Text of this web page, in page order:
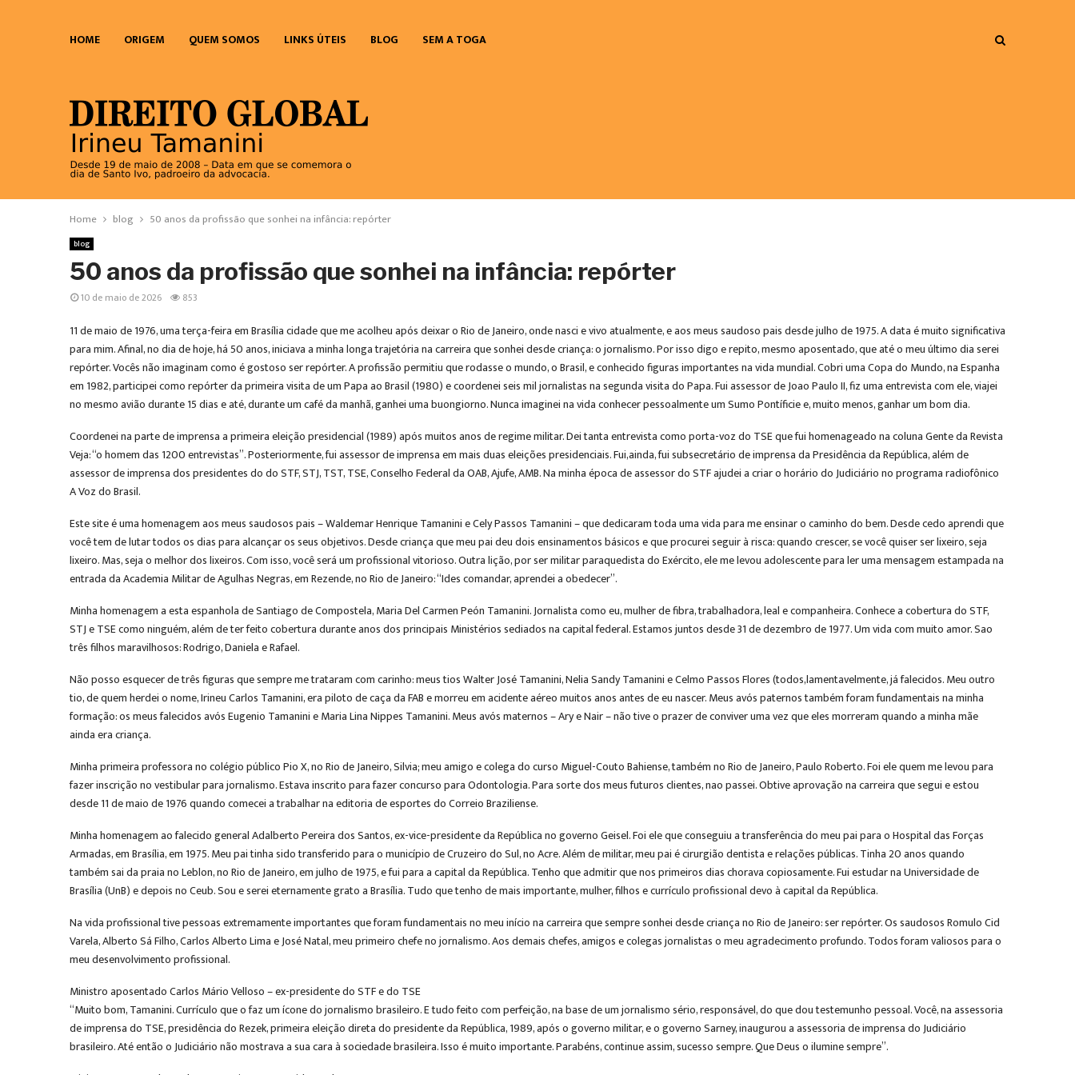
HOME ORIGEM QUEM SOMOS LINKS ÚTEIS BLOG SEM A TOGA
Home blog 50 anos da profissão que sonhei na infância: repórter
blog
50 anos da profissão que sonhei na infância: repórter
10 de maio de 2026 853
11 de maio de 1976, uma terça-feira em Brasília cidade que me acolheu após deixar o Rio de Janeiro, onde nasci e vivo atualmente, e aos meus saudoso pais desde julho de 1975. A data é muito significativa
para mim. Afinal, no dia de hoje, há 50 anos, iniciava a minha longa trajetória na carreira que sonhei desde criança: o jornalismo. Por isso digo e repito, mesmo aposentado, que até o meu último dia serei
repórter. Vocês não imaginam como é gostoso ser repórter. A profissão permitiu que rodasse o mundo, o Brasil, e conhecido figuras importantes na vida mundial. Cobri uma Copa do Mundo, na Espanha
em 1982, participei como repórter da primeira visita de um Papa ao Brasil (1980) e coordenei seis mil jornalistas na segunda visita do Papa. Fui assessor de Joao Paulo II, fiz uma entrevista com ele, viajei
no mesmo avião durante 15 dias e até, durante um café da manhã, ganhei uma buongiorno. Nunca imaginei na vida conhecer pessoalmente um Sumo Pontíficie e, muito menos, ganhar um bom dia.
Coordenei na parte de imprensa a primeira eleição presidencial (1989) após muitos anos de regime militar. Dei tanta entrevista como porta-voz do TSE que fui homenageado na coluna Gente da Revista
Veja: “o homem das 1200 entrevistas”. Posteriormente, fui assessor de imprensa em mais duas eleições presidenciais. Fui,ainda, fui subsecretário de imprensa da Presidência da República, além de
assessor de imprensa dos presidentes do do STF, STJ, TST, TSE, Conselho Federal da OAB, Ajufe, AMB. Na minha época de assessor do STF ajudei a criar o horário do Judiciário no programa radiofônico
A Voz do Brasil.
Este site é uma homenagem aos meus saudosos pais – Waldemar Henrique Tamanini e Cely Passos Tamanini – que dedicaram toda uma vida para me ensinar o caminho do bem. Desde cedo aprendi que
você tem de lutar todos os dias para alcançar os seus objetivos. Desde criança que meu pai deu dois ensinamentos básicos e que procurei seguir à risca: quando crescer, se você quiser ser lixeiro, seja
lixeiro. Mas, seja o melhor dos lixeiros. Com isso, você será um profissional vitorioso. Outra lição, por ser militar paraquedista do Exército, ele me levou adolescente para ler uma mensagem estampada na
entrada da Academia Militar de Agulhas Negras, em Rezende, no Rio de Janeiro: “Ides comandar, aprendei a obedecer”.
Minha homenagem a esta espanhola de Santiago de Compostela, Maria Del Carmen Peón Tamanini. Jornalista como eu, mulher de fibra, trabalhadora, leal e companheira. Conhece a cobertura do STF,
STJ e TSE como ninguém, além de ter feito cobertura durante anos dos principais Ministérios sediados na capital federal. Estamos juntos desde 31 de dezembro de 1977. Um vida com muito amor. Sao
três filhos maravilhosos: Rodrigo, Daniela e Rafael.
Não posso esquecer de três figuras que sempre me trataram com carinho: meus tios Walter José Tamanini, Nelia Sandy Tamanini e Celmo Passos Flores (todos,lamentavelmente, já falecidos. Meu outro
tio, de quem herdei o nome, Irineu Carlos Tamanini, era piloto de caça da FAB e morreu em acidente aéreo muitos anos antes de eu nascer. Meus avós paternos também foram fundamentais na minha
formação: os meus falecidos avós Eugenio Tamanini e Maria Lina Nippes Tamanini. Meus avós maternos – Ary e Nair – não tive o prazer de conviver uma vez que eles morreram quando a minha mãe
ainda era criança.
Minha primeira professora no colégio público Pio X, no Rio de Janeiro, Silvia; meu amigo e colega do curso Miguel-Couto Bahiense, também no Rio de Janeiro, Paulo Roberto. Foi ele quem me levou para
fazer inscrição no vestibular para jornalismo. Estava inscrito para fazer concurso para Odontologia. Para sorte dos meus futuros clientes, nao passei. Obtive aprovação na carreira que segui e estou
desde 11 de maio de 1976 quando comecei a trabalhar na editoria de esportes do Correio Braziliense.
Minha homenagem ao falecido general Adalberto Pereira dos Santos, ex-vice-presidente da República no governo Geisel. Foi ele que conseguiu a transferência do meu pai para o Hospital das Forças
Armadas, em Brasília, em 1975. Meu pai tinha sido transferido para o município de Cruzeiro do Sul, no Acre. Além de militar, meu pai é cirurgião dentista e relações públicas. Tinha 20 anos quando
também sai da praia no Leblon, no Rio de Janeiro, em julho de 1975, e fui para a capital da República. Tenho que admitir que nos primeiros dias chorava copiosamente. Fui estudar na Universidade de
Brasília (UnB) e depois no Ceub. Sou e serei eternamente grato a Brasília. Tudo que tenho de mais importante, mulher, filhos e currículo profissional devo à capital da República.
Na vida profissional tive pessoas extremamente importantes que foram fundamentais no meu início na carreira que sempre sonhei desde criança no Rio de Janeiro: ser repórter. Os saudosos Romulo Cid
Varela, Alberto Sá Filho, Carlos Alberto Lima e José Natal, meu primeiro chefe no jornalismo. Aos demais chefes, amigos e colegas jornalistas o meu agradecimento profundo. Todos foram valiosos para o
meu desenvolvimento profissional.
Ministro aposentado Carlos Mário Velloso – ex-presidente do STF e do TSE
“Muito bom, Tamanini. Currículo que o faz um ícone do jornalismo brasileiro. E tudo feito com perfeição, na base de um jornalismo sério, responsável, do que dou testemunho pessoal. Você, na assessoria
de imprensa do TSE, presidência do Rezek, primeira eleição direta do presidente da República, 1989, após o governo militar, e o governo Sarney, inaugurou a assessoria de imprensa do Judiciário
brasileiro. Até então o Judiciário não mostrava a sua cara à sociedade brasileira. Isso é muito importante. Parabéns, continue assim, sucesso sempre. Que Deus o ilumine sempre”.